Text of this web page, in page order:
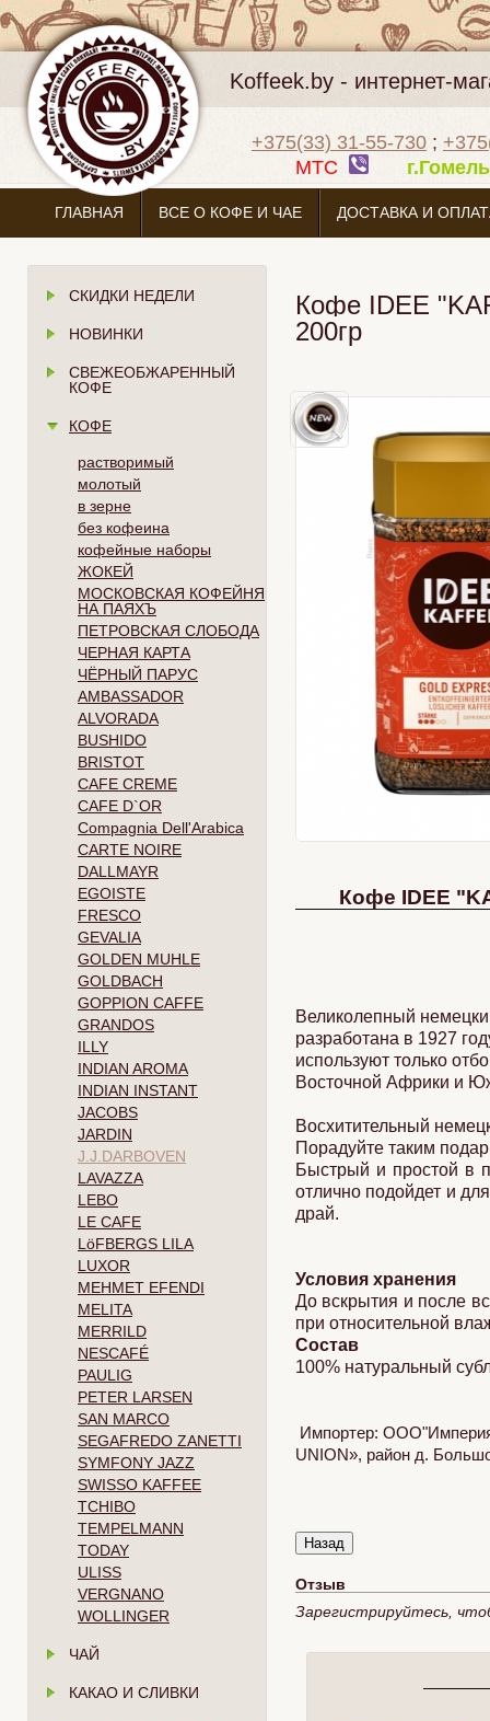
Koffeek.by - интернет-
+375(33) 31-55-730 ;
МТС
ГЛАВНАЯ ВСЕ О КОФЕ И ЧАЕ ДОСТАВКА И
СКИДКИ НЕДЕЛИ
НОВИНКИ
СВЕЖЕОБЖАРЕННЫЙ
КОФЕ
КОФЕ
растворимый
молотый
в зерне
без кофеина
кофейные наборы
ЖОКЕЙ
МОСКОВСКАЯ КОФЕЙНЯ
НА ПАЯХЪ
ПЕТРОВСКАЯ СЛОБОДА
ЧЕРНАЯ КАРТА
ЧЁРНЫЙ ПАРУС
AMBASSADOR
ALVORADA
BUSHIDO
BRISTOT
CAFE CREME
CAFE D`OR
Compagnia Dell'Arabica
CARTE NOIRE
DALLMAYR
EGOISTE
FRESCO
GEVALIA
GOLDEN MUHLE
GOLDBACH
GOPPION CAFFE
GRANDOS
ILLY
INDIAN AROMA
INDIAN INSTANT
JACOBS
JARDIN
J.J.DARBOVEN
LAVAZZA
LEBO
LE CAFE
LöFBERGS LILA
LUXOR
MEHMET EFENDI
MELITA
MERRILD
NESCAFÉ
PAULIG
PETER LARSEN
SAN MARCO
SEGAFREDO ZANETTI
SYMFONY JAZZ
SWISSO KAFFEE
TCHIBO
TEMPELMANN
TODAY
ULISS
VERGNANO
WOLLINGER
ЧАЙ
КАКАО И СЛИВКИ
Кофе IDEE
200гр
Кофе IDEE
Великолепный
разработана в 1927
используют только
Восточной Африки и
Восхитительный
Порадуйте таким
Быстрый и простой в
отлично подойдет и
драй.
Условия хранения
До вскрытия и после
при относительной
Состав
100% натуральный
Импортер: ООО"Империя
UNION», район д.
Отзыв
Зарегистрируйтесь,